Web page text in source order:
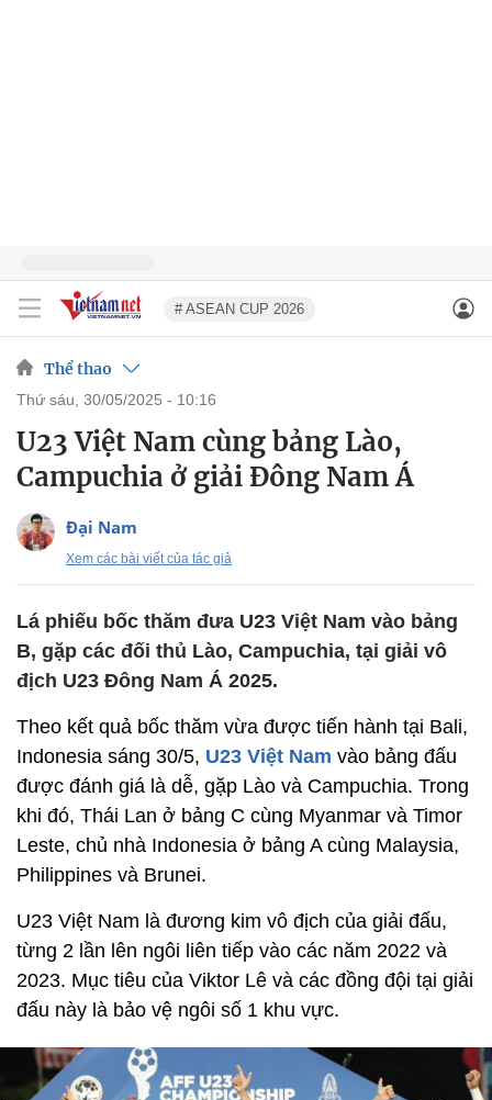
# ASEAN CUP 2026
Thể thao
thứ sáu, 30/05/2025 - 10:16
U23 Việt Nam cùng bảng Lào,
Campuchia ở giải Đông Nam Á
Đại Nam
Xem các bài viết của tác giả
Lá phiếu bốc thăm đưa U23 Việt Nam vào bảng
B, gặp các đối thủ Lào, Campuchia, tại giải vô
địch U23 Đông Nam Á 2025.
Theo kết quả bốc thăm vừa được tiến hành tại Bali,
Indonesia sáng 30/5, U23 Việt Nam vào bảng đấu
được đánh giá là dễ, gặp Lào và Campuchia. Trong
khi đó, Thái Lan ở bảng C cùng Myanmar và Timor
Leste, chủ nhà Indonesia ở bảng A cùng Malaysia,
Philippines và Brunei.
U23 Việt Nam là đương kim vô địch của giải đấu,
từng 2 lần lên ngôi liên tiếp vào các năm 2022 và
2023. Mục tiêu của Viktor Lê và các đồng đội tại giải
đấu này là bảo vệ ngôi số 1 khu vực.